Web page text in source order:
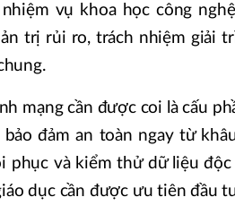
vụ khoa học công
trị rủi ro, trách nhiệm giải
mạng cần được coi là cấu
bảo đảm an toàn ngay từ
phục và kiểm thử dữ liệu
dục cần được ưu tiên đầu